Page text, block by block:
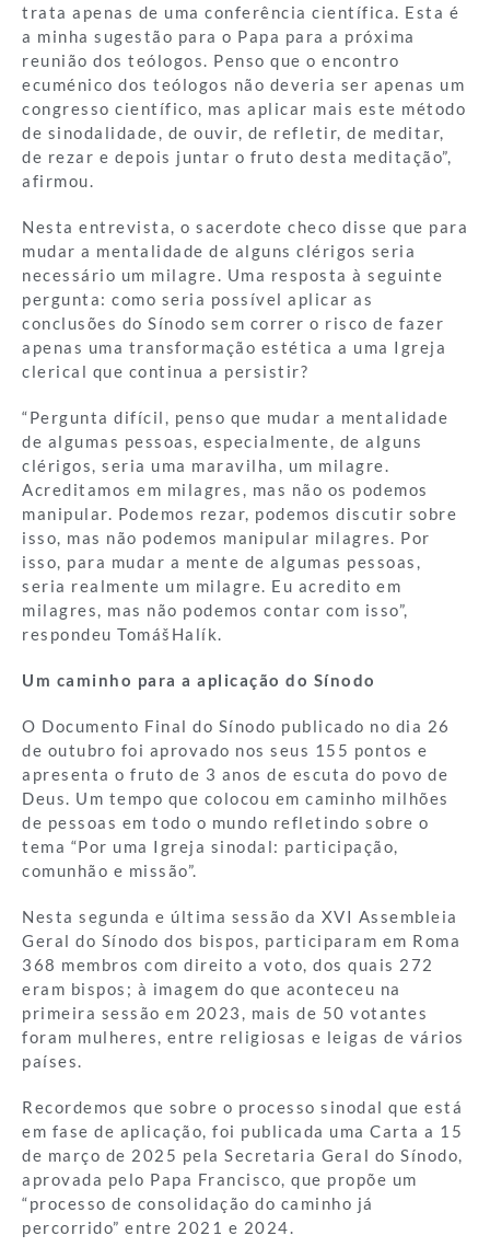
trata apenas de uma conferência científica. Esta é
a minha sugestão para o Papa para a próxima
reunião dos teólogos. Penso que o encontro
ecuménico dos teólogos não deveria ser apenas um
congresso científico, mas aplicar mais este método
de sinodalidade, de ouvir, de refletir, de meditar,
de rezar e depois juntar o fruto desta meditação”,
afirmou.
Nesta entrevista, o sacerdote checo disse que para
mudar a mentalidade de alguns clérigos seria
necessário um milagre. Uma resposta à seguinte
pergunta: como seria possível aplicar as
conclusões do Sínodo sem correr o risco de fazer
apenas uma transformação estética a uma Igreja
clerical que continua a persistir?
“Pergunta difícil, penso que mudar a mentalidade
de algumas pessoas, especialmente, de alguns
clérigos, seria uma maravilha, um milagre.
Acreditamos em milagres, mas não os podemos
manipular. Podemos rezar, podemos discutir sobre
isso, mas não podemos manipular milagres. Por
isso, para mudar a mente de algumas pessoas,
seria realmente um milagre. Eu acredito em
milagres, mas não podemos contar com isso”,
respondeu TomášHalík.
Um caminho para a aplicação do Sínodo
O Documento Final do Sínodo publicado no dia 26
de outubro foi aprovado nos seus 155 pontos e
apresenta o fruto de 3 anos de escuta do povo de
Deus. Um tempo que colocou em caminho milhões
de pessoas em todo o mundo refletindo sobre o
tema “Por uma Igreja sinodal: participação,
comunhão e missão”.
Nesta segunda e última sessão da XVI Assembleia
Geral do Sínodo dos bispos, participaram em Roma
368 membros com direito a voto, dos quais 272
eram bispos; à imagem do que aconteceu na
primeira sessão em 2023, mais de 50 votantes
foram mulheres, entre religiosas e leigas de vários
países.
Recordemos que sobre o processo sinodal que está
em fase de aplicação, foi publicada uma Carta a 15
de março de 2025 pela Secretaria Geral do Sínodo,
aprovada pelo Papa Francisco, que propõe um
“processo de consolidação do caminho já
percorrido” entre 2021 e 2024.